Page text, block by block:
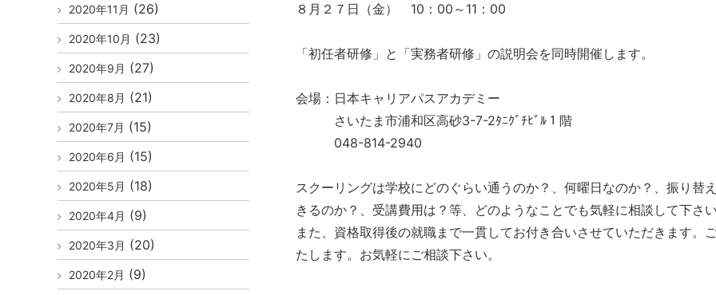
８月２７日（金） 10：00～11：00
「初任者研修」と「実務者研修」の説明会を同時開催します。
会場：日本キャリアパスアカデミー
さいたま市浦和区高砂3-7-2ﾀﾆｸﾞﾁﾋﾞﾙ１階
048-814-2940
スクーリングは学校にどのぐらい通うのか？、何曜日なのか？、振り替
きるのか？、受講費用は？等、どのようなことでも気軽に相談して下さ
また、資格取得後の就職まで一貫してお付き合いさせていただきます。
たします。お気軽にご相談下さい。
2020年11月 (26)
2020年10月 (23)
2020年9月 (27)
2020年8月 (21)
2020年7月 (15)
2020年6月 (15)
2020年5月 (18)
2020年4月 (9)
2020年3月 (20)
2020年2月 (9)